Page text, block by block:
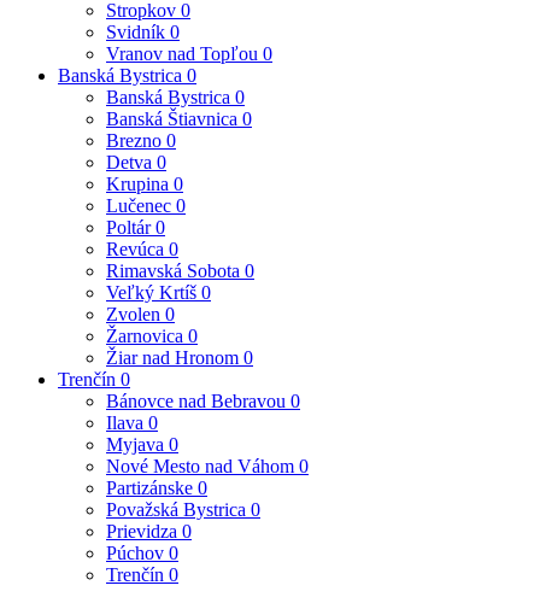
Stropkov 0
Svidník 0
Vranov nad Topľou 0
Banská Bystrica 0
Banská Bystrica 0
Banská Štiavnica 0
Brezno 0
Detva 0
Krupina 0
Lučenec 0
Poltár0
Revúca 0
Rimavská Sobota 0
Veľký Krtíš 0
Zvolen 0
Žarnovica 0
Žiar nad Hronom 0
Trenčín 0
Bánovce nad Bebravou 0
Ilava 0
Myjava 0
Nové Mesto nad Váhom 0
Partizánske 0
Považská Bystrica 0
Prievidza 0
Púchov 0
Trenčín 0